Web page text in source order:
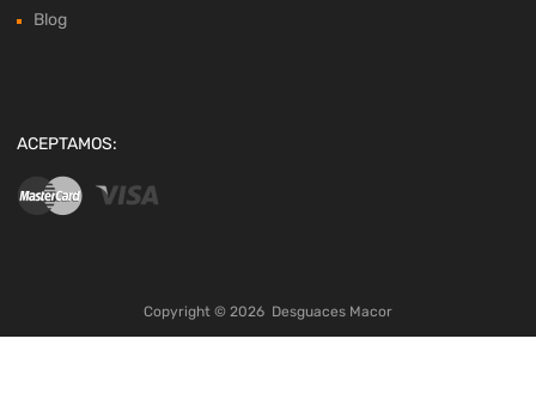
Blog
ACEPTAMOS:
Copyright © 2026 Desguaces Macor